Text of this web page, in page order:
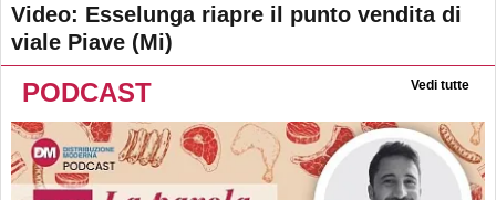
Video: Esselunga riapre il punto vendita di
viale Piave (Mi)
PODCAST Vedi tutte